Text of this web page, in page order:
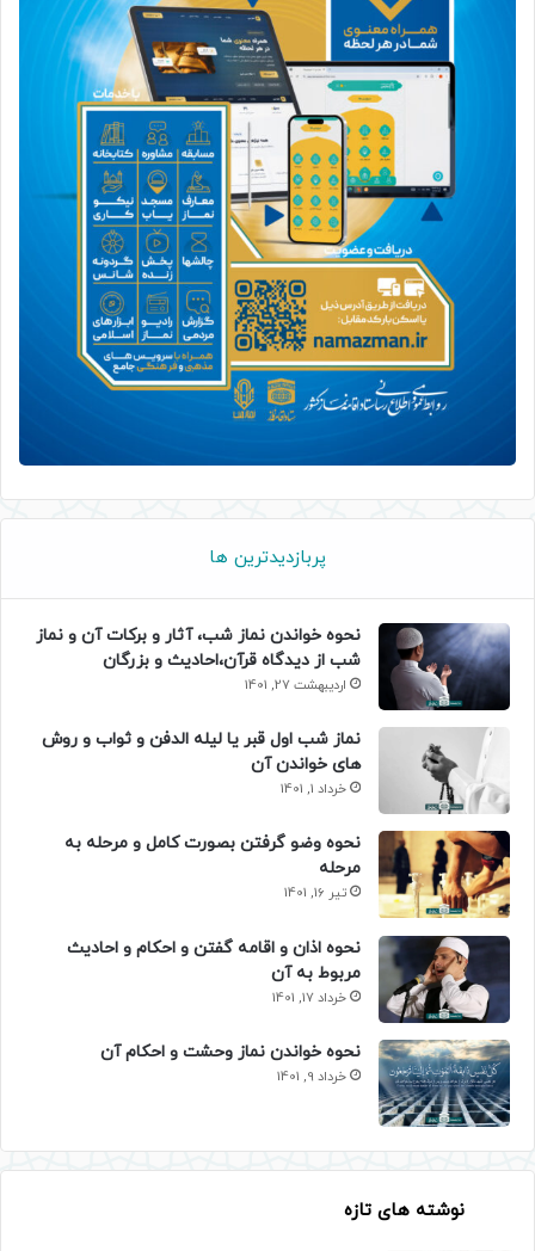
پربازدیدترین ها
نحوه خواندن نماز شب، آثار و برکات آن و نماز
شب از دیدگاه قرآن،احادیث و بزرگان
اردیبهشت 27, 1401
نماز شب اول قبر یا لیله الدفن و ثواب و روش
های خواندن آن
خرداد 1, 1401
نحوه وضو گرفتن بصورت کامل و مرحله به
مرحله
تیر 16, 1401
نحوه اذان و اقامه گفتن و احکام و احادیث
مربوط به آن
خرداد 17, 1401
نحوه خواندن نماز وحشت و احکام آن
خرداد 9, 1401
نوشته های تازه